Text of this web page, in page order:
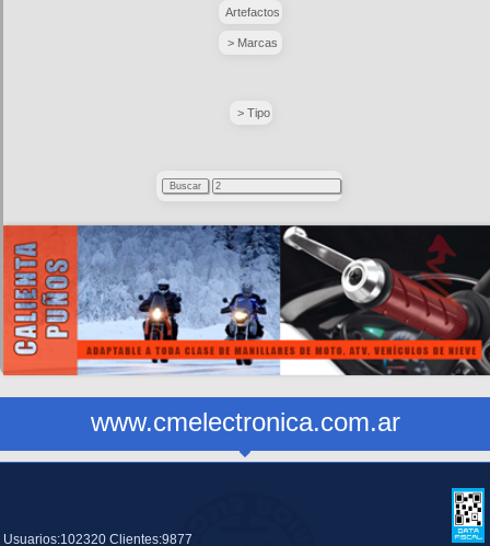
Artefactos
> Marcas
> Tipo
www.cmelectronica.com.ar
Usuarios:102320 Clientes:9877